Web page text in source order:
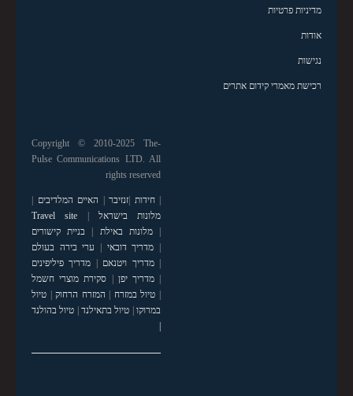
מדיניות פרטיות
אודות
נגישות
רכישת מאמרי קידום אתרים
Copyright © 2010-2025 The-
Pulse Communications LTD. All
rights reserved
|חידות זנזיבר האיים המלדיבים
מלונות בישראל
Travel site
|מלונות באילת
בניית קישורים
מדריך דובאי
ערי בירה בעולם
|מדריך ויטנאם
מדריך פיליפינים
|מדריך יפן
סקירת מוצרי חשמל
טיול במזרח המזרח הרחוק| טיול
במרוקו| טיול בתאילנד| טיול בהולנד